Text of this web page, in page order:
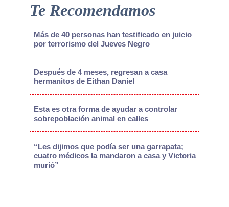
Te Recomendamos
Más de 40 personas han testificado en juicio
por terrorismo del Jueves Negro
Después de 4 meses, regresan a casa
hermanitos de Eithan Daniel
Esta es otra forma de ayudar a controlar
sobrepoblación animal en calles
“Les dijimos que podía ser una garrapata;
cuatro médicos la mandaron a casa y Victoria
murió”